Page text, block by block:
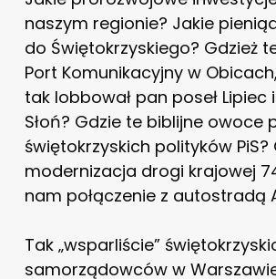
naszym regionie? Jakie
do Świętokrzyskiego? Gdzież
Port Komunikacyjny w
tak lobbował pan poseł
Słoń? Gdzie te biblijne owoce
świętokrzyskich polityków PiS?
modernizacja drogi krajowej
nam połączenie z autostradą
Tak „wsparliście”
samorządowców w